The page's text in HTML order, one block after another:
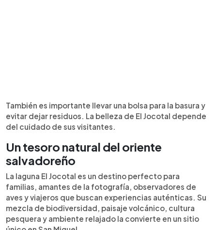
También es importante llevar una bolsa para la basura y
evitar dejar residuos. La belleza de El Jocotal depende
del cuidado de sus visitantes.
Un tesoro natural del oriente
salvadoreño
La laguna El Jocotal es un destino perfecto para
familias, amantes de la fotografía, observadores de
aves y viajeros que buscan experiencias auténticas. Su
mezcla de biodiversidad, paisaje volcánico, cultura
pesquera y ambiente relajado la convierte en un sitio